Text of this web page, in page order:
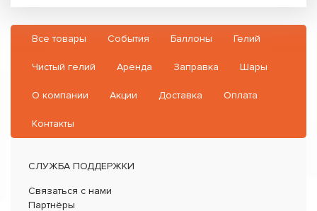
Все товары События Баллоны Гелий
Чистый гелий Аренда Заправка Шары
О компании Акции Доставка Оплата
Контакты
СЛУЖБА ПОДДЕРЖКИ
Связаться с нами
Партнёры